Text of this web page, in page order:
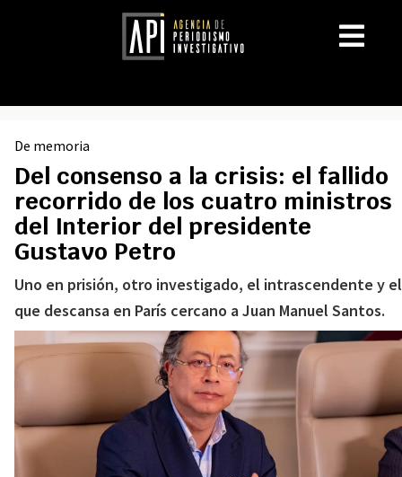
De memoria
Del consenso a la crisis: el fallido
recorrido de los cuatro ministros
del Interior del presidente
Gustavo Petro
Uno en prisión, otro investigado, el intrascendente y el
que descansa en París cercano a Juan Manuel Santos.